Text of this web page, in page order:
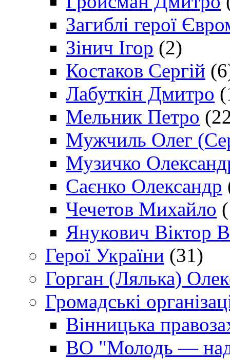
Загиблі герої
Зінич Ігор (2)
Костаков Сергій
Лабуткін Дмитро
Мельник Петро
Мужчиль Олег
Музичко
Саєнко Олександр
Чечетов Михайло
Янукович Віктор
Герої України (31)
Горган (Лялька)
Громадські
Вінницька
ВО "Молодь —